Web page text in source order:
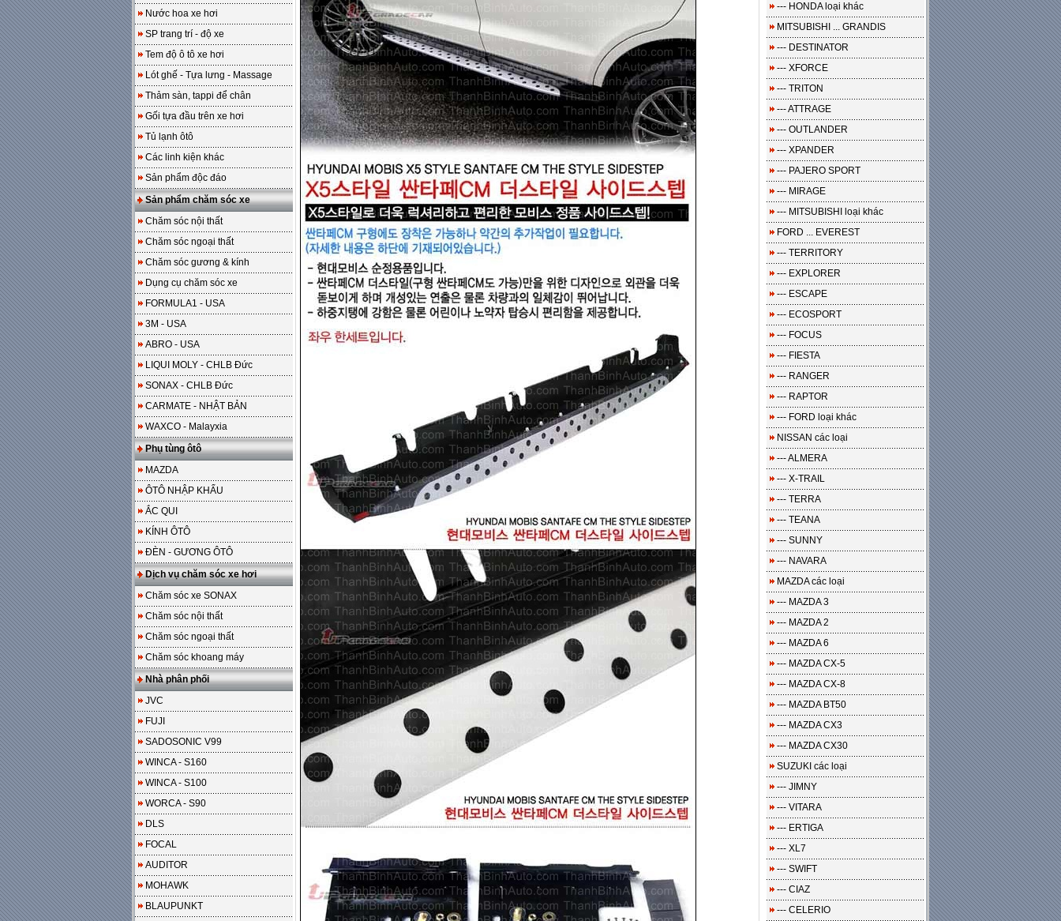
Nước hoa xe hơi
SP trang trí - độ xe
Tem độ ô tô xe hơi
Lót ghế - Tựa lưng - Massage
Thảm sàn, tappi để chân
Gối tựa đầu trên xe hơi
Tủ lạnh ôtô
Các linh kiện khác
Sản phẩm độc đáo
Sản phẩm chăm sóc xe
Chăm sóc nội thất
Chăm sóc ngoại thất
Chăm sóc gương & kính
Dụng cụ chăm sóc xe
FORMULA1 - USA
3M - USA
ABRO - USA
LIQUI MOLY - CHLB Đức
SONAX - CHLB Đức
CARMATE - NHẬT BẢN
WAXCO - Malayxia
Phụ tùng ôtô
MAZDA
ÔTÔ NHẬP KHẨU
ẮC QUI
KÍNH ÔTÔ
ĐÈN - GƯƠNG ÔTÔ
Dịch vụ chăm sóc xe hơi
Chăm sóc xe SONAX
Chăm sóc nội thất
Chăm sóc ngoại thất
Chăm sóc khoang máy
Nhà phân phối
JVC
FUJI
SADOSONIC V99
WINCA - S160
WINCA - S100
WORCA - S90
DLS
FOCAL
AUDITOR
MOHAWK
BLAUPUNKT
--- HONDA loại khác
MITSUBISHI ... GRANDIS
--- DESTINATOR
--- XFORCE
--- TRITON
--- ATTRAGE
--- OUTLANDER
--- XPANDER
--- PAJERO SPORT
--- MIRAGE
--- MITSUBISHI loại khác
FORD ... EVEREST
--- TERRITORY
--- EXPLORER
--- ESCAPE
--- ECOSPORT
--- FOCUS
--- FIESTA
--- RANGER
--- RAPTOR
--- FORD loại khác
NISSAN các loại
--- ALMERA
--- X-TRAIL
--- TERRA
--- TEANA
--- SUNNY
--- NAVARA
MAZDA các loại
--- MAZDA 3
--- MAZDA 2
--- MAZDA 6
--- MAZDA CX-5
--- MAZDA CX-8
--- MAZDA BT50
--- MAZDA CX3
--- MAZDA CX30
SUZUKI các loại
--- JIMNY
--- VITARA
--- ERTIGA
--- XL7
--- SWIFT
--- CIAZ
--- CELERIO